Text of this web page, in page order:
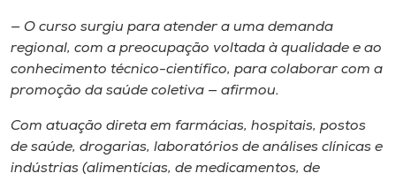
— O curso surgiu para atender a uma demanda
regional, com a preocupação voltada à qualidade e ao
conhecimento técnico-científico, para colaborar com a
promoção da saúde coletiva — afirmou.
Com atuação direta em farmácias, hospitais, postos
de saúde, drogarias, laboratórios de análises clínicas e
indústrias (alimentícias, de medicamentos, de